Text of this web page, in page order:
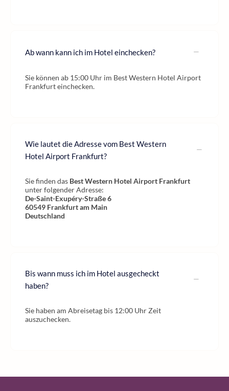
Ab wann kann ich im Hotel einchecken?
Sie können ab 15:00 Uhr im Best Western Hotel Airport
Frankfurt einchecken.
Wie lautet die Adresse vom Best Western
Hotel Airport Frankfurt?
Sie finden das Best Western Hotel Airport Frankfurt
unter folgender Adresse:
De-Saint-Exupéry-Straße 6
60549 Frankfurt am Main
Deutschland
Bis wann muss ich im Hotel ausgecheckt
haben?
Sie haben am Abreisetag bis 12:00 Uhr Zeit
auszuchecken.